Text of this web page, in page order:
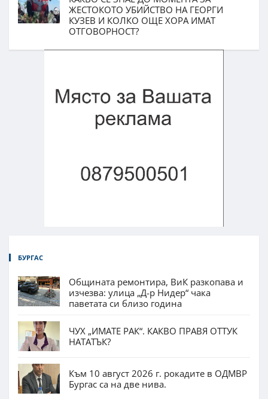
ЖЕСТОКОТО УБИЙСТВО НА ГЕОРГИ
КУЗЕВ И КОЛКО ОЩЕ ХОРА ИМАТ
ОТГОВОРНОСТ?
БУРГАС
Общината ремонтира, ВиК разкопава и
изчезва: улица „Д-р Нидер“ чака
паветата си близо година
ЧУХ „ИМАТЕ РАК“. КАКВО ПРАВЯ ОТТУК
НАТАТЪК?
Към 10 август 2026 г. рокадите в ОДМВР
Бургас са на две нива.